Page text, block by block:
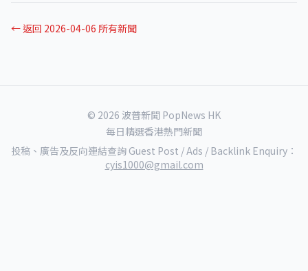
← 返回 2026-04-06 所有新聞
© 2026 波普新聞 PopNews HK
每日精選香港熱門新聞
投稿、廣告及反向連結查詢 Guest Post / Ads / Backlink Enquiry：
cyis1000@gmail.com